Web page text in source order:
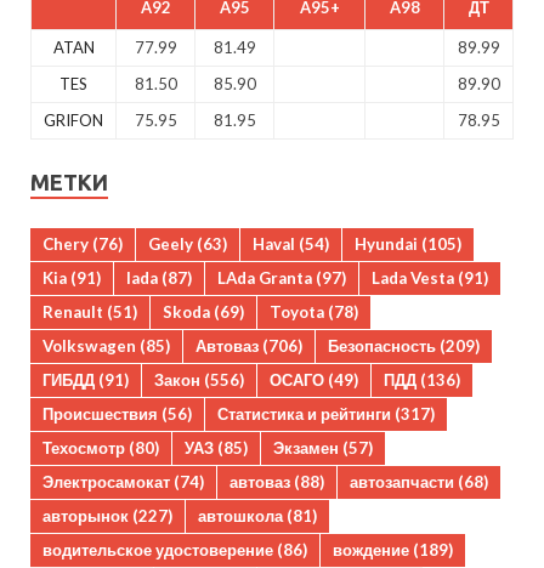
A92 A95 A95+ A98 ДТ
ATAN 77.99 81.49
89.99
TES
81.50 85.90
89.90
GRIFON
75.95 81.95 78.95
МЕТКИ
Chery (76) Geely (63) Haval (54) Hyundai (105)
Kia (91) lada (87) LAda Granta (97) Lada Vesta (91)
Renault (51) Skoda (69) Toyota (78)
Volkswagen (85) Автоваз (706) Безопасность (209)
ГИБДД (91) Закон (556) ОСАГО (49) ПДД (136)
Происшествия (56) Статистика и рейтинги (317)
Техосмотр (80) УАЗ (85) Экзамен (57)
Электросамокат (74) автоваз (88) автозапчасти (68)
авторынок (227) автошкола (81)
водительское удостоверение (86) вождение (189)